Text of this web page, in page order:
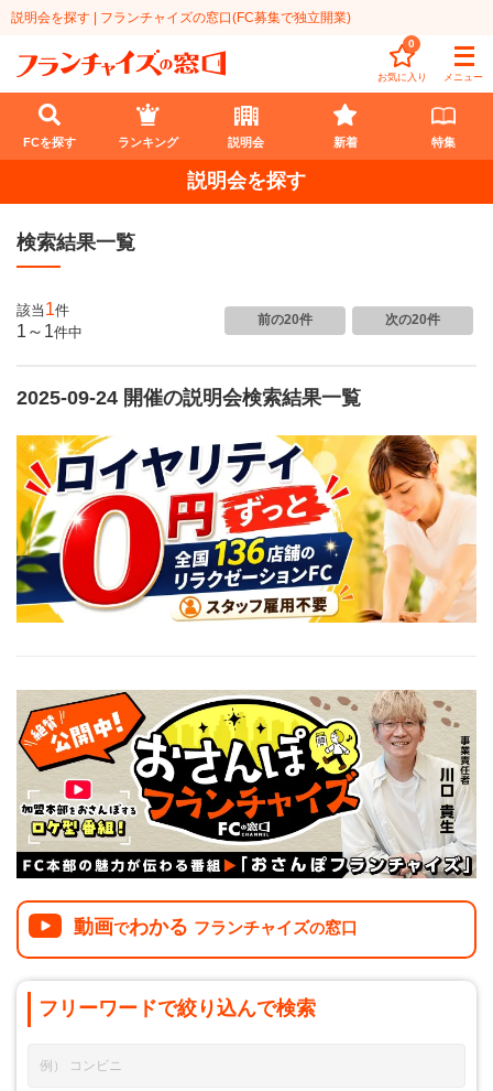
説明会を探す | フランチャイズの窓口(FC募集で独立開業)
お気に入り
0
メニュー
FCを探す
業種
代理店業
飲食・菓子業
サービス業
無店舗系
小売業
介護・福祉業
美容・健康業
インターン独立・社員募集
開業資金
101万円～300万円
301万円～500万円
501万円～1000万円
1001万円以上
北海道
東北
甲信越・北陸
関東
東海
中国
九州・沖縄
ランキング
総合ランキング
介護
塾
飲食
夫婦で開業
脱サラで開業
法人様オススメ
副業・サイドビジネス
週間ランキング
説明会
イベント
お役立ち情報コラム
FCを探す ランキング 説明会 新着 特集
説明会を探す
検索結果一覧
該当 1件
1～1件中
前の20件 次の20件
2025-09-24 開催の説明会検索結果一覧
動画でわかる フランチャイズの窓口
フリーワードで絞り込んで検索